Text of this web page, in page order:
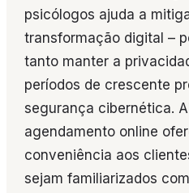
psicólogos ajuda a
transformação digital –
tanto manter a
períodos de crescente
segurança cibernética.
agendamento online
conveniência aos
sejam familiarizados